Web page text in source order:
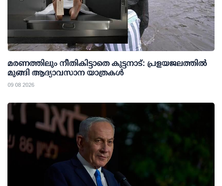
മരണത്തിലും നീതികിട്ടാതെ കുട്ടനാട്: പ്രളയജലത്തില്‍
മുങ്ങി ആദ്യാവസാന യാത്രകള്‍
09 08 2026